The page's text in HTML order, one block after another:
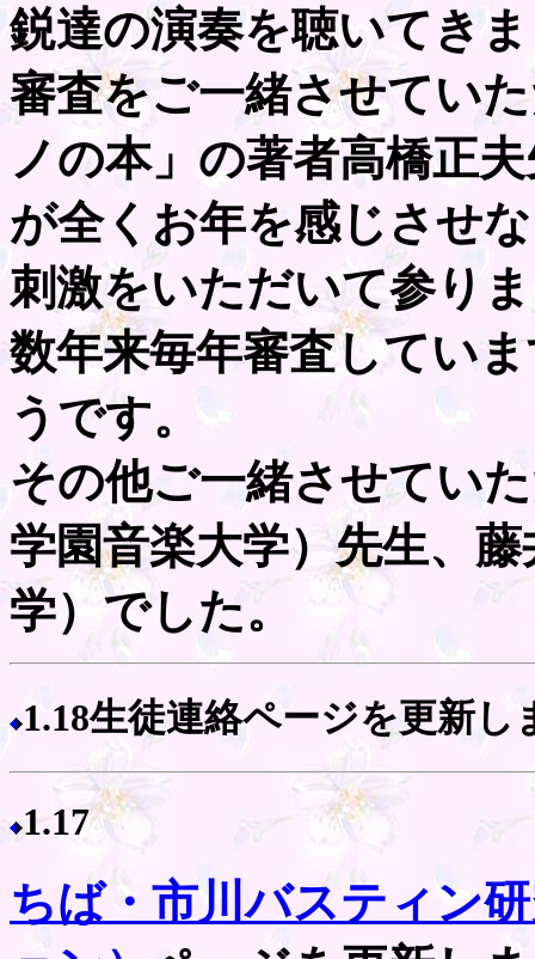
鋭達の演奏を聴いてき
審査をご一緒させてい
ノの本」の著者高橋正
が全くお年を感じさせ
刺激をいただいて参り
数年来毎年審査してい
うです。
その他ご一緒させてい
学園音楽大学）先生、
学）でした。
1.18生徒連絡ページを更新し
1.17
ちば・市川バスティン